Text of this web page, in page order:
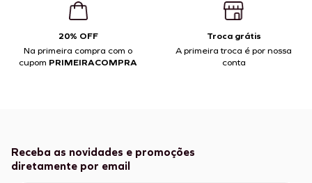
20% OFF
Na primeira compra com o
cupom PRIMEIRACOMPRA
Troca grátis
A primeira troca é por nossa
conta
Receba as novidades e promoções
diretamente por email